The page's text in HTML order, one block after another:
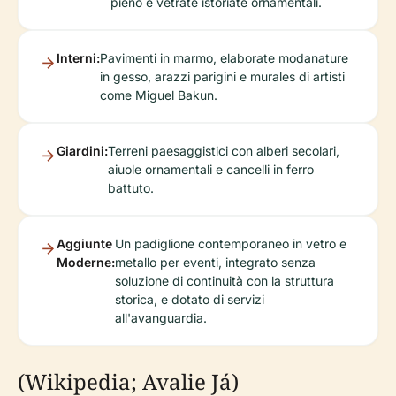
Interni:Pavimenti in marmo, elaborate modanature
in gesso, arazzi parigini e murales di artisti
come Miguel Bakun.
Giardini:Terreni paesaggistici con alberi secolari,
aiuole ornamentali e cancelli in ferro
battuto.
Aggiunte
Moderne:
Un padiglione contemporaneo in vetro e
metallo per eventi, integrato senza
soluzione di continuità con la struttura
storica, e dotato di servizi
all'avanguardia.
(Wikipedia; Avalie Já)